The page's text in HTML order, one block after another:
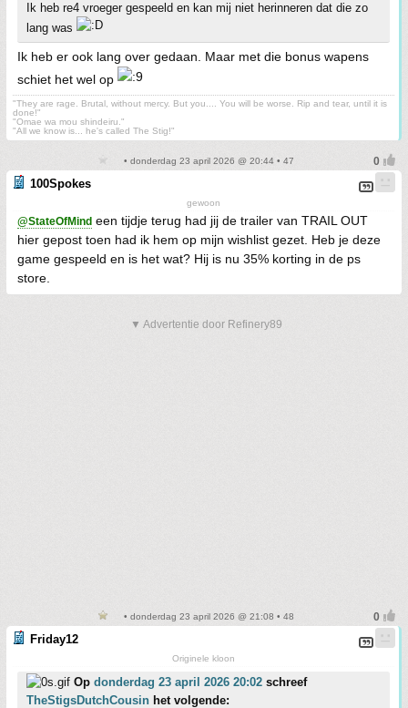
Ik heb re4 vroeger gespeeld en kan mij niet herinneren dat die zo
lang was
Ik heb er ook lang over gedaan. Maar met die bonus wapens
schiet het wel op
"They are rage. Brutal, without mercy. But you.... You will be worse. Rip and tear, until it is
done!"
"Omae wa mou shindeiru."
"All we know is... he's called The Stig!"
• donderdag 23 april 2026 @ 20:44 • 47
100Spokes
gewoon
@StateOfMind een tijdje terug had jij de trailer van TRAIL OUT
hier gepost toen had ik hem op mijn wishlist gezet. Heb je deze
game gespeeld en is het wat? Hij is nu 35% korting in de ps
store.
▼ Advertentie door Refinery89
• donderdag 23 april 2026 @ 21:08 • 48
Friday12
Originele kloon
Op donderdag 23 april 2026 20:02 schreef
TheStigsDutchCousin het volgende: